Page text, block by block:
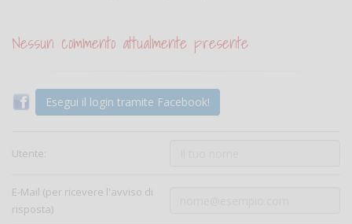
Nessun commento attualmente presente
Esegui il login tramite Facebook!
Utente:
E-Mail (per ricevere l'avviso di
risposta)